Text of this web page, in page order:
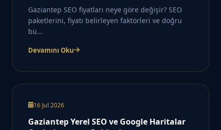
Gaziantep SEO fiyatları neye göre değişir? SEO
paketlerini, fiyatı belirleyen faktörleri ve doğru
bü...
Devamını Oku
16 Jul 2026
Gaziantep Yerel SEO ve Google Haritalar